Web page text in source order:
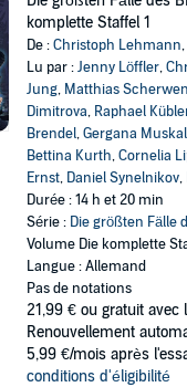
komplette Staffel 1
De :Christoph Lehmann,
Lu par :Jenny Löffler,
Jung, Matthias
Dimitrova, Raphael
Brendel,Gergana
Bettina Kurth,Cornelia
Ernst, Daniel Synelnikov,
Durée : 14 h et 20 min
Série : Die größten Fälle
Volume Die komplette
Langue : Allemand
Pas de notations
21,99 € ou gratuit avec
Renouvellement
5,99 €/mois après
conditions d'éligibilité